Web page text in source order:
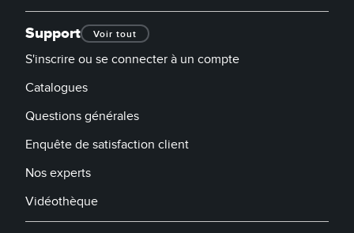
Support Voir tout
S'inscrire ou se connecter à un compte
Catalogues
Questions générales
Enquête de satisfaction client
Nos experts
Vidéothèque